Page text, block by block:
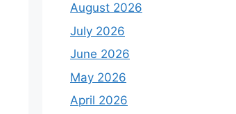
August 2026
July 2026
June 2026
May 2026
April 2026